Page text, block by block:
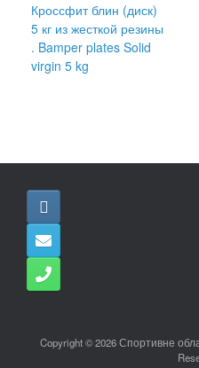
Кроссфит блин (диск)
5 кг из жесткой резины
. Bamper plates Solid
virgin 5 kg
Copyright © 2026 Спортивне